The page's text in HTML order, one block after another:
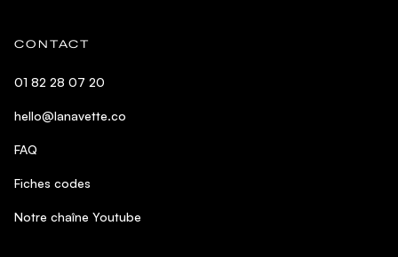
CONTACT
01 82 28 07 20
hello@lanavette.co
FAQ
Fiches codes
Notre chaîne Youtube